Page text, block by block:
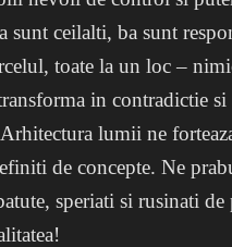
sunt ceilalti, ba sunt
toate la un loc –
in contradictie
lumii ne
de concepte. Ne
speriati si rusinati de